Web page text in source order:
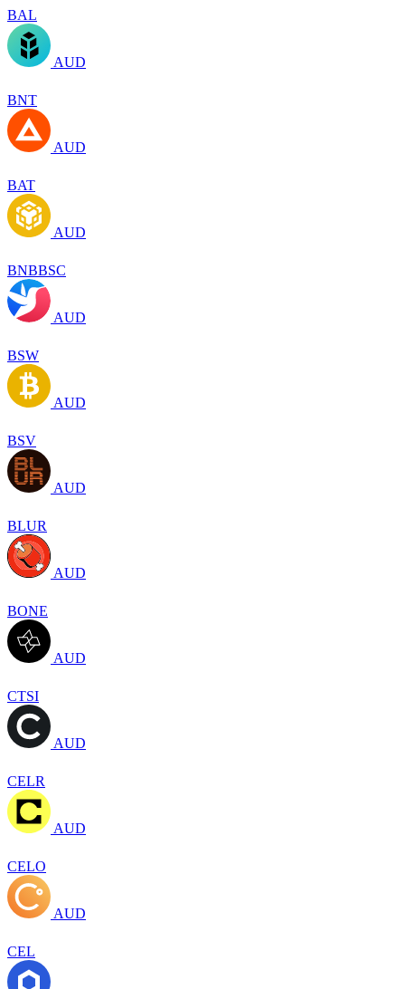
BAL
AUD
BNT
AUD
BAT
AUD
BNBBSC
AUD
BSW
AUD
BSV
AUD
BLUR
AUD
BONE
AUD
CTSI
AUD
CELR
AUD
CELO
AUD
CEL